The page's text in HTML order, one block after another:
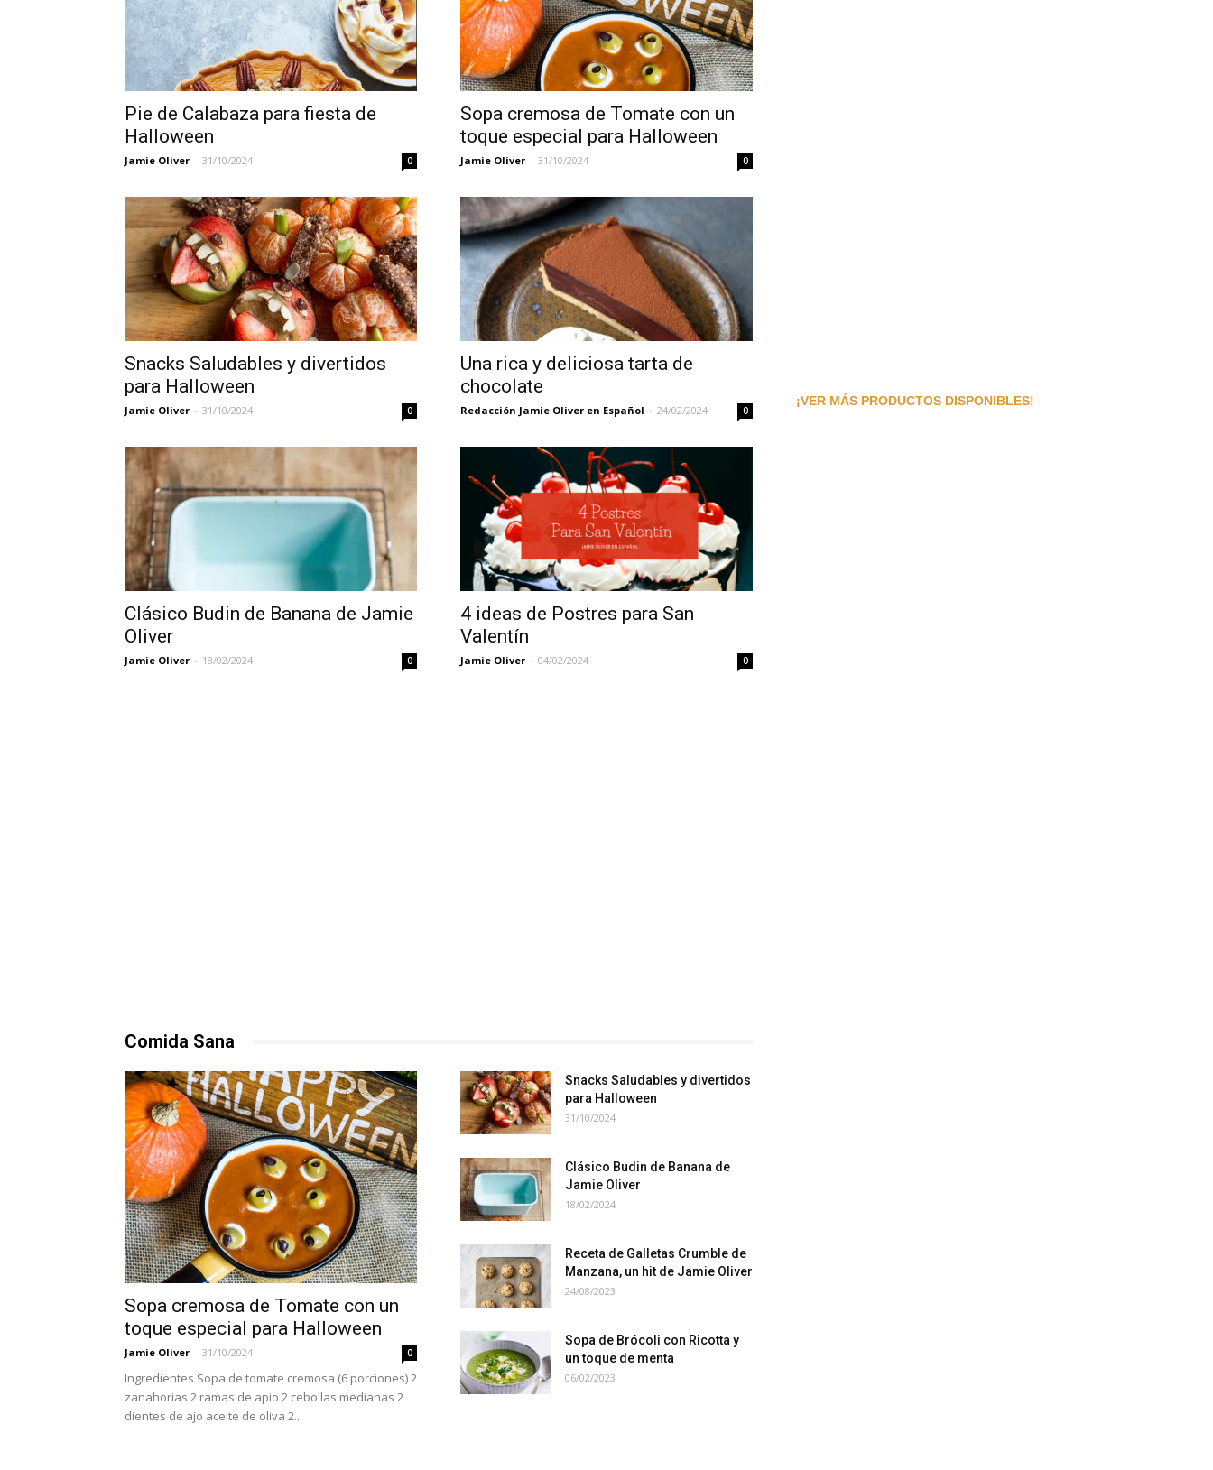
Español
–
Videos
Jamie
Pie de Calabaza para fiesta de
Halloween
Jamie Oliver - 31/10/2024 0
Sopa cremosa de Tomate con un
toque especial para Halloween
Jamie Oliver - 31/10/2024 0
Snacks Saludables y divertidos
para Halloween
Jamie Oliver - 31/10/2024 0
Una rica y deliciosa tarta de
chocolate
Redacción Jamie Oliver en Español - 24/02/2024 0
Clásico Budin de Banana de Jamie
Oliver
Jamie Oliver - 18/02/2024 0
4 ideas de Postres para San
Valentín
Jamie Oliver - 04/02/2024 0
Comida Sana
Sopa cremosa de Tomate con un
toque especial para Halloween
Jamie Oliver - 31/10/2024 0
Ingredientes Sopa de tomate cremosa (6 porciones) 2
zanahorias 2 ramas de apio 2 cebollas medianas 2
dientes de ajo aceite de oliva 2...
Snacks Saludables y divertidos
para Halloween
31/10/2024
Clásico Budin de Banana de
Jamie Oliver
18/02/2024
Receta de Galletas Crumble de
Manzana, un hit de Jamie Oliver
24/08/2023
Sopa de Brócoli con Ricotta y
un toque de menta
06/02/2023
¡VER MÁS PRODUCTOS DISPONIBLES!